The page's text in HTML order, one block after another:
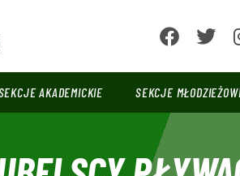
AKADEMICKIE SEKCJE